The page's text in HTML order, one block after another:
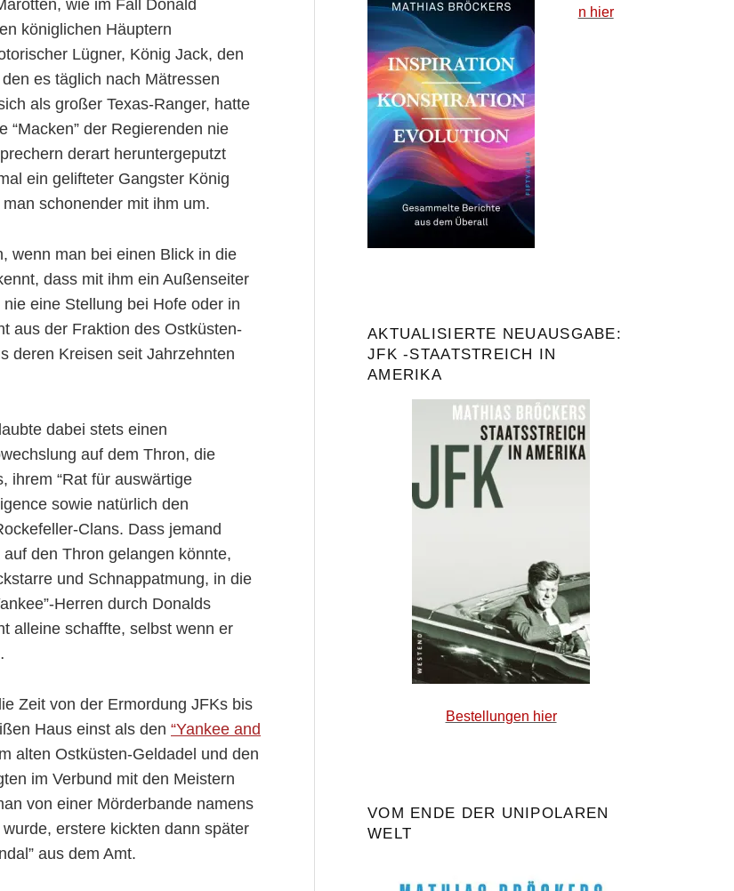
wie im Fall Donald
königlichen Häuptern
Lügner, König Jack, den
es täglich nach Mätressen
als großer Texas-Ranger, hatte
“Macken” der Regierenden nie
derart heruntergeputzt
ein gelifteter Gangster König
schonender mit ihm um.
wenn man bei einen Blick in die
dass mit ihm ein Außenseiter
eine Stellung bei Hofe oder in
aus der Fraktion des Ostküsten-
deren Kreisen seit Jahrzehnten
dabei stets einen
auf dem Thron, die
ihrem “Rat für auswärtige
sowie natürlich den
Clans. Dass jemand
den Thron gelangen könnte,
und Schnappatmung, in die
Herren durch Donalds
alleine schaffte, selbst wenn er
Zeit von der Ermordung JFKs bis
Haus einst als den “Yankee and
alten Ostküsten-Geldadel und den
im Verbund mit den Meistern
von einer Mörderbande namens
erstere kickten dann später
aus dem Amt.
n hier
AKTUALISIERTE NEUAUSGABE:
JFK -STAATSTREICH IN
AMERIKA
Bestellungen hier
VOM ENDE DER UNIPOLAREN
WELT